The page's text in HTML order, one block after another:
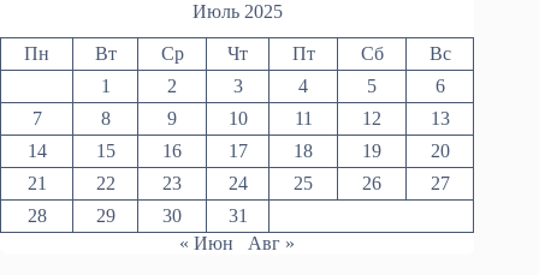
Июль 2025
Пн Вт Ср Чт Пт Сб
Вс
1
2 3 4 5
6
7
8 9 10 11 12
13
14
15 16 17 18 19
20
21
22 23 24 25 26
27
28
29 30
31
« Июн
Авг »